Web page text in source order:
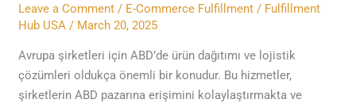
Leave a Comment / E-Commerce Fulfillment / Fulfillment
Hub USA/ March 20, 2025
Avrupa şirketleri için ABD’de ürün dağıtımı ve lojistik
çözümleri oldukça önemli bir konudur. Bu hizmetler,
şirketlerin ABD pazarına erişimini kolaylaştırmakta ve
Dağıtımı
ve
Lojistik
Çözümleri